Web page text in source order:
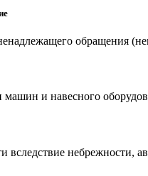
обращения
и навесного
вследствие небрежности,